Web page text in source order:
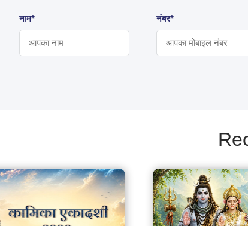
नाम* नंबर*